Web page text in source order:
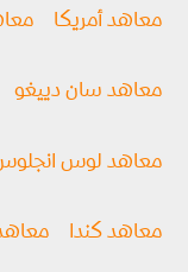
معاهد أمريكا
معاهد سان دييغو
معاهد لوس
معاهد كندا